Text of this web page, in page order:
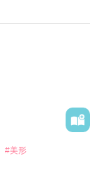
#美形